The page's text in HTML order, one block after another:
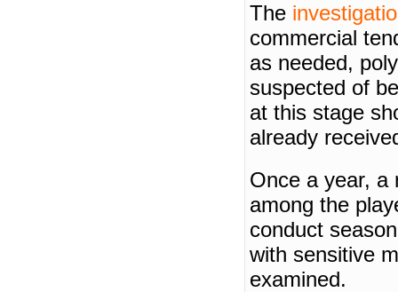
The
commercial
as needed,
suspected of
at this stage
already
Once a year, a
among the
conduct
with sensitive
examined.